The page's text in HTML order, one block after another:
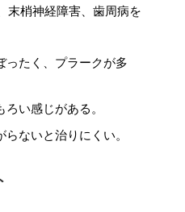
末梢神経障害、歯周病を
ったく、プラークが多
ろい感じがある。
らないと治りにくい。